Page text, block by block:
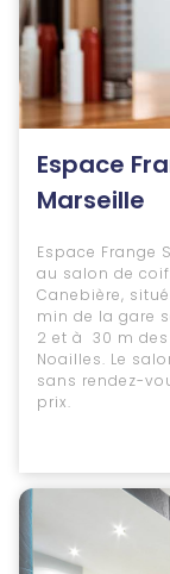
Espace
Marseille
Espace Frange
au salon de
Canebière,
min de la gare
2 et à 30 m
Noailles. Le
sans rendez-
prix.